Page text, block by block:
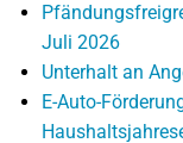
Juli 2026
Unterhalt an
E-Auto-